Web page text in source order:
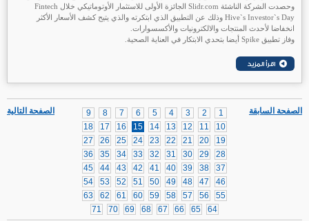
وحصدت الشركة الناشئة Slidr.com الجائزة الأولى للاستثمار الأوتوماتيكي خلال Fintech
Hive`s Investor`s Day وذلك عن التطبيق الذي ابتكرته والذي يتيح كشف الأسعار الأكثر
انخفاضا لأحدث المنتجات والالكترونيات والأكسسوارات.
وفاز تطبيق Spike أيضا بتحدي الابتكار في العناية الصحية.
الصفحة التالية 1
2
3
4
5
6
7
8
9
10
11
12
13
14
15
16
17
18
19
20
21
22
23
24
25
26
27
28
29
30
31
32
33
34
35
36
37
38
39
40
41
42
43
44
45
46
47
48
49
50
51
52
53
54
55
56
57
58
59
60
61
62
63
64
65
66
67
68
69
70
71
الصفحة السابقة